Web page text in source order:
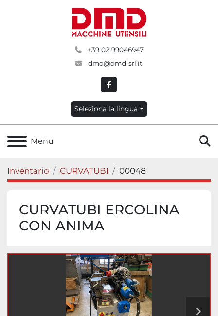
+39 02 99046947
dmd@dmd-srl.it
facebook
Seleziona la lingua
Menu
Inventario CURVATUBI 00048
CURVATUBI ERCOLINA
CON ANIMA